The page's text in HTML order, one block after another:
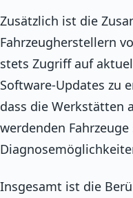
Zusätzlich ist die
Fahrzeugherstellern
stets Zugriff auf
Software-Updates zu
dass die Werkstätten
werdenden
Insgesamt ist die